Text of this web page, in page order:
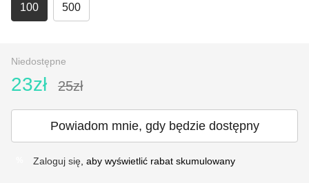
100 500
Niedostępne
23zł 25zł
Powiadom mnie, gdy będzie dostępny
Zaloguj się , aby wyświetlić rabat skumulowany